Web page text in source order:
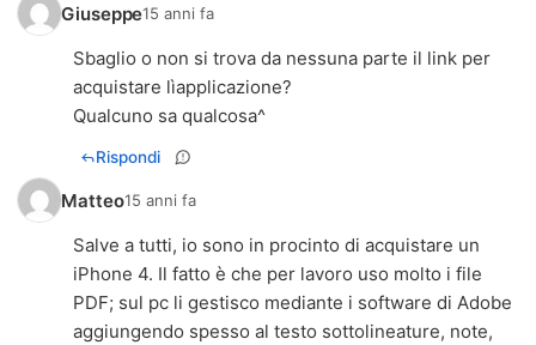
Giuseppe15 anni fa
Sbaglio o non si trova da nessuna parte il link per
acquistare lìapplicazione?
Qualcuno sa qualcosa^
Rispondi
Matteo15 anni fa
Salve a tutti, io sono in procinto di acquistare un
iPhone 4. Il fatto è che per lavoro uso molto i file
PDF; sul pc li gestisco mediante i software di Adobe
aggiungendo spesso al testo sottolineature, note,